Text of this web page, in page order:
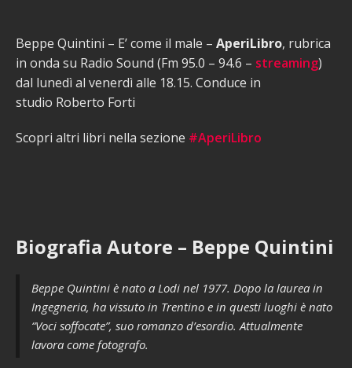
Beppe Quintini – E’ come il male – AperiLibro, rubrica
in onda su Radio Sound (Fm 95.0 – 94.6 – streaming)
dal lunedì al venerdì alle 18.15. Conduce in
studio Roberto Forti
Scopri altri libri nella sezione #AperiLibro
Biografia Autore – Beppe Quintini
Beppe Quintini è nato a Lodi nel 1977. Dopo la laurea in
Ingegneria, ha vissuto in Trentino e in questi luoghi è nato
“Voci soffocate”, suo romanzo d’esordio. Attualmente
lavora come fotografo.